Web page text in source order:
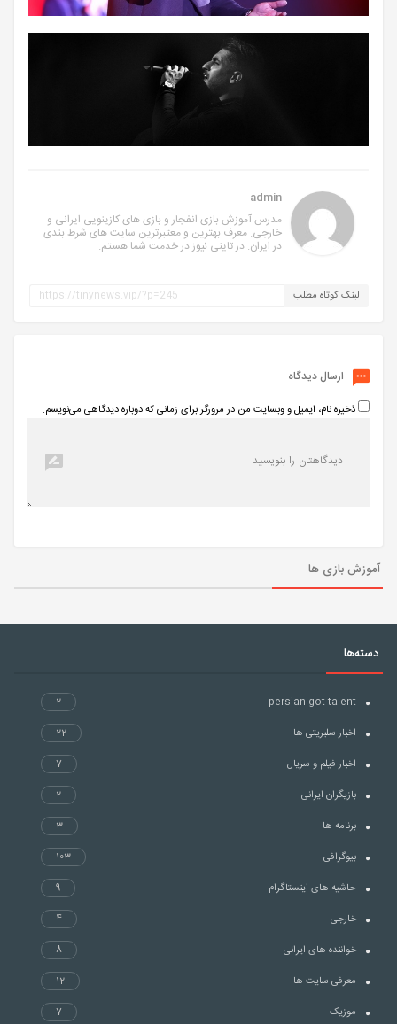
admin
مدرس آموزش بازی انفجار و بازی های کازینویی ایرانی و
خارجی. معرف بهترین و معتبرترین سایت های شرط بندی
در ایران. در تاینی نیوز در خدمت شما هستم.
لینک کوتاه مطلب
ارسال دیدگاه
ذخیره نام، ایمیل و وبسایت من در مرورگر برای زمانی که دوباره دیدگاهی می‌نویسم.
آموزش بازی ها
دسته‌ها
persian got talent
2
اخبار سلبریتی ها
22
اخبار فیلم و سریال
7
بازیگران ایرانی
2
برنامه ها
3
بیوگرافی
103
حاشیه های اینستاگرام
9
خارجی
4
خواننده های ایرانی
8
معرفی سایت ها
12
موزیک
7